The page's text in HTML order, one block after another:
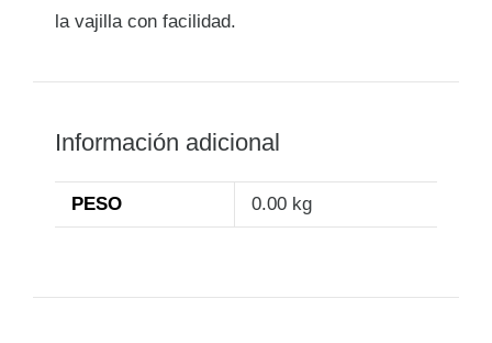
la vajilla con facilidad.
Información adicional
PESO 0.00 kg